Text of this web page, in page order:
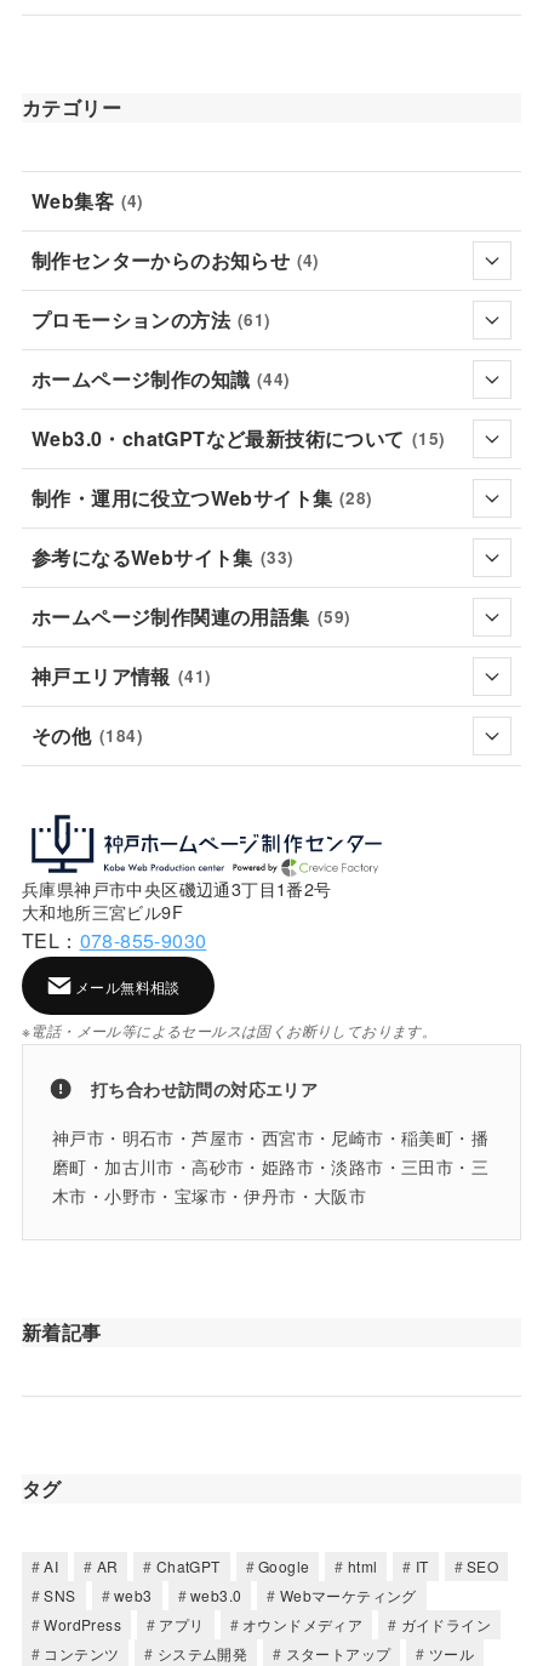
カテゴリー
Web集客 (4)
制作センターからのお知らせ (4)
プロモーションの方法 (61)
ホームページ制作の知識 (44)
Web3.0・chatGPTなど最新技術について (15)
制作・運用に役立つWebサイト集 (28)
参考になるWebサイト集 (33)
ホームページ制作関連の用語集 (59)
神戸エリア情報 (41)
その他 (184)
兵庫県神戸市中央区磯辺通3丁目1番2号
大和地所三宮ビル9F
TEL： 078-855-9030
メール無料相談
※電話・メール等によるセールスは固くお断りしております。
打ち合わせ訪問の対応エリア
神戸市・明石市・芦屋市・西宮市・尼崎市・稲美町・播
磨町・加古川市・高砂市・姫路市・淡路市・三田市・三
木市・小野市・宝塚市・伊丹市・大阪市
新着記事
タグ
AI AR ChatGPT Google html IT
SEO
SNS
web3 web3.0
Webマーケティング
WordPress
アプリ オウンドメディア
ガイドライン
コンテンツ
システム開発 スタートアップ
ツール